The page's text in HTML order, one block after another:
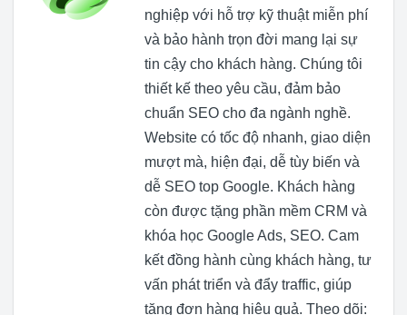
nghiệp với hỗ trợ kỹ thuật miễn phí
và bảo hành trọn đời mang lại sự
tin cậy cho khách hàng. Chúng tôi
thiết kế theo yêu cầu, đảm bảo
chuẩn SEO cho đa ngành nghề.
Website có tốc độ nhanh, giao diện
mượt mà, hiện đại, dễ tùy biến và
dễ SEO top Google. Khách hàng
còn được tặng phần mềm CRM và
khóa học Google Ads, SEO. Cam
kết đồng hành cùng khách hàng, tư
vấn phát triển và đẩy traffic, giúp
tăng đơn hàng hiệu quả. Theo dõi: